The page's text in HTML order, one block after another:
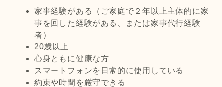
家事経験がある（ご家庭で２年以上主体的に家
事を回した経験がある、または家事代行経験
者）
20歳以上
心身ともに健康な方
スマートフォンを日常的に使用している
約束や時間を厳守できる